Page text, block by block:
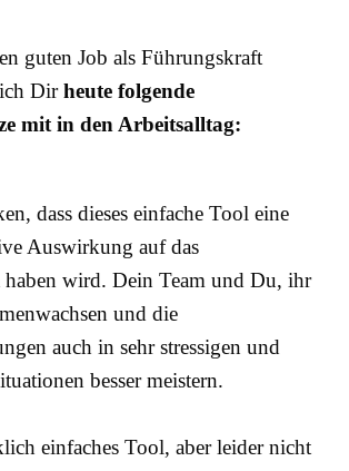
guten Job als Führungskraft
Dirheute folgende
mit in den Arbeitsalltag:
dass dieses einfache Tool eine
Auswirkung auf das
wird. Dein Team und Du, ihr
und die
auch in sehr stressigen und
besser meistern.
einfaches Tool, aber leider nicht